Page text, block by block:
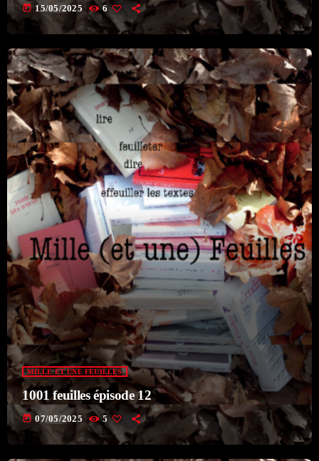
today 15/05/2025 6
MILLE ET UNE FEUILLES
1001 feuilles épisode 12
today 07/05/2025 5